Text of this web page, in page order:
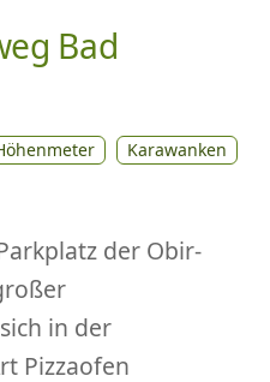
Bad
Karawanken
der Obir-
in der
Pizzaofen